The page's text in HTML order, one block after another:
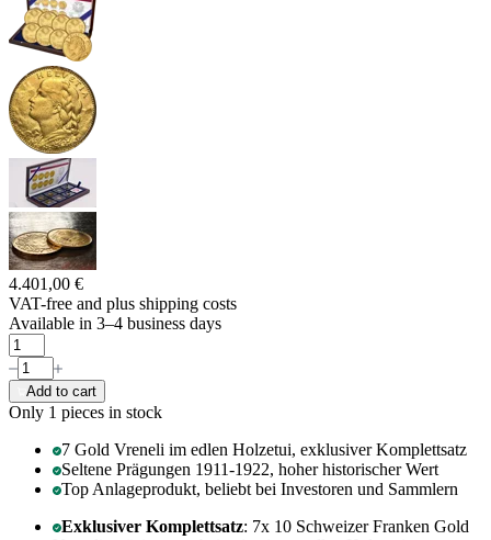
4.401,00 €
VAT-free and plus shipping costs
Available in 3–4 business days
Add to cart
Only 1 pieces in stock
7 Gold Vreneli im edlen Holzetui, exklusiver Komplettsatz
Seltene Prägungen 1911-1922, hoher historischer Wert
Top Anlageprodukt, beliebt bei Investoren und Sammlern
Exklusiver Komplettsatz: 7x 10 Schweizer Franken Gold